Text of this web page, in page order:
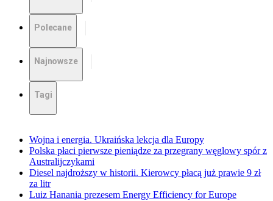
Polecane
Najnowsze
Tagi
Wojna i energia. Ukraińska lekcja dla Europy
Polska płaci pierwsze pieniądze za przegrany węglowy spór z
Australijczykami
Diesel najdroższy w historii. Kierowcy płacą już prawie 9 zł
za litr
Luiz Hanania prezesem Energy Efficiency for Europe